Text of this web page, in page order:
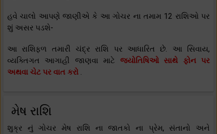
હવે ચાલો આપણે જાણીએ કે આ ગોચર ના તમામ 12 રાશિઓ પર
શું અસર પડશે-
આ રાશિફળ તમારી ચંદ્ર રાશિ પર આધારિત છે. આ સિવાય,
વ્યક્તિગત આગાહી જાણવા માટે જ્યોતિષિઓ સાથે ફોન પર
અથવા ચેટ પર વાત કરો .
મેષ રાશિ
શુક્ર નું ગોચર મેષ રાશિ ના જાતકો ના પ્રેમ, સંતાનો અને